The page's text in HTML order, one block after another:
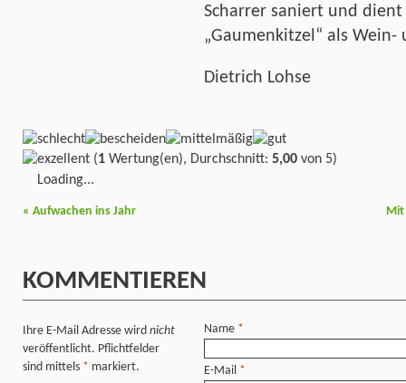
Scharrer saniert und
„Gaumenkitzel“ als Wein-
Dietrich Lohse
(1 Wertung(en), Durchschnitt: 5,00 von 5)
Loading...
« Aufwachen ins Jahr Mit
KOMMENTIEREN
Ihre E-Mail Adresse wird nicht
veröffentlicht. Pflichtfelder
sind mittels * markiert.
Name *
E-Mail *